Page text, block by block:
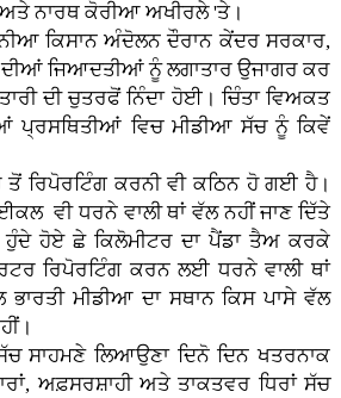
ਨਾਰਥ ਕੋਰੀਆ ਅਖੀਰਲੇ 'ਤੇ।
ਕਿਸਾਨ ਅੰਦੋਲਨ ਦੌਰਾਨ ਕੇਂਦਰ ਸਰਕਾਰ,
ਦੀਆਂ ਜਿਆਦਤੀਆਂ ਨੂੰ ਲਗਾਤਾਰ ਉਜਾਗਰ ਕਰ
ਦੀ ਚੁਤਰਫੋਂ ਨਿੰਦਾ ਹੋਈ। ਚਿੰਤਾ ਵਿਅਕਤ
ਪ੍ਰਸਥਿਤੀਆਂ ਵਿਚ ਮੀਡੀਆ ਸੱਚ ਨੂੰ ਕਿਵੇਂ
ਰਿਪੋਰਟਿੰਗ ਕਰਨੀ ਵੀ ਕਠਿਨ ਹੋ ਗਈ ਹੈ।
ਵੀ ਧਰਨੇ ਵਾਲੀ ਥਾਂ ਵੱਲ ਨਹੀਂ ਜਾਣ ਦਿੱਤੇ
ਹੁੰਦੇ ਹੋਏ ਛੇ ਕਿਲੋਮੀਟਰ ਦਾ ਪੈਂਡਾ ਤੈਅ ਕਰਕੇ
ਰਿਪੋਰਟਿੰਗ ਕਰਨ ਲਈ ਧਰਨੇ ਵਾਲੀ ਥਾਂ
ਮੀਡੀਆ ਦਾ ਸਥਾਨ ਕਿਸ ਪਾਸੇ ਵੱਲ
ਸਾਹਮਣੇ ਲਿਆਉਣਾ ਦਿਨੋ ਦਿਨ ਖਤਰਨਾਕ
ਅਫ਼ਸਰਸ਼ਾਹੀ ਅਤੇ ਤਾਕਤਵਰ ਧਿਰਾਂ ਸੱਚ